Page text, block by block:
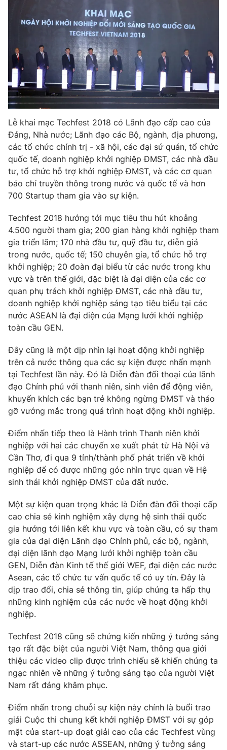
Lễ khai mạc Techfest 2018 có Lãnh đạo cấp cao của
Đảng, Nhà nước; Lãnh đạo các Bộ, ngành, địa phương,
các tổ chức chính trị - xã hội, các đại sứ quán, tổ chức
quốc tế, doanh nghiệp khởi nghiệp ĐMST, các nhà đầu
tư, tổ chức hỗ trợ khởi nghiệp ĐMST, và các cơ quan
báo chí truyền thông trong nước và quốc tế và hơn
700 Startup tham gia vào sự kiện.
Techfest 2018 hướng tới mục tiêu thu hút khoảng
4.500 người tham gia; 200 gian hàng khởi nghiệp tham
gia triển lãm; 170 nhà đầu tư, quỹ đầu tư, diễn giả
trong nước, quốc tế; 150 chuyên gia, tổ chức hỗ trợ
khởi nghiệp; 20 đoàn đại biểu từ các nước trong khu
vực và trên thế giới, đặc biệt là đại diện của các cơ
quan phụ trách khởi nghiệp ĐMST, các nhà đầu tư,
doanh nghiệp khởi nghiệp sáng tạo tiêu biểu tại các
nước ASEAN là đại diện của Mạng lưới khởi nghiệp
toàn cầu GEN.
Đây cũng là một dịp nhìn lại hoạt động khởi nghiệp
trên cả nước thông qua các sự kiện được nhấn mạnh
tại Techfest lần này. Đó là Diễn đàn đối thoại của lãnh
đạo Chính phủ với thanh niên, sinh viên để động viên,
khuyến khích các bạn trẻ không ngừng ĐMST và tháo
gỡ vướng mắc trong quá trình hoạt động khởi nghiệp.
Điểm nhấn tiếp theo là Hành trình Thanh niên khởi
nghiệp với hai các chuyến xe xuất phát từ Hà Nội và
Cần Thơ, đi qua 9 tỉnh/thành phố phát triển về khởi
nghiệp để có được những góc nhìn trực quan về Hệ
sinh thái khởi nghiệp ĐMST của đất nước.
Một sự kiện quan trọng khác là Diễn đàn đối thoại cấp
cao chia sẻ kinh nghiệm xây dựng hệ sinh thái quốc
gia hướng tới liên kết khu vực và toàn cầu, có sự tham
gia của đại diện Lãnh đạo Chính phủ, các bộ, ngành,
đại diện lãnh đạo Mạng lưới khởi nghiệp toàn cầu
GEN, Diễn đàn Kinh tế thế giới WEF, đại diện các nước
Asean, các tổ chức tư vấn quốc tế có uy tín. Đây là
dịp trao đổi, chia sẻ thông tin, giúp chúng ta hấp thụ
những kinh nghiệm của các nước về hoạt động khởi
nghiệp.
Techfest 2018 cũng sẽ chứng kiến những ý tưởng sáng
tạo rất đặc biệt của người Việt Nam, thông qua giới
thiệu các video clip được trình chiếu sẽ khiến chúng ta
ngạc nhiên về những ý tưởng sáng tạo của người Việt
Nam rất đáng khâm phục.
Điểm nhấn trong chuỗi sự kiện này chính là buổi trao
giải Cuộc thi chung kết khởi nghiệp ĐMST với sự góp
mặt của start-up đoạt giải cao của các Techfest vùng
và start-up các nước ASSEAN, những ý tưởng sáng